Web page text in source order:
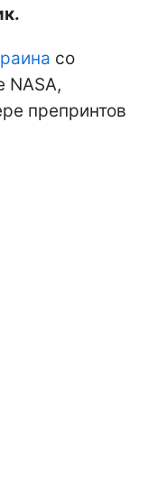
со
NASA,
препринтов